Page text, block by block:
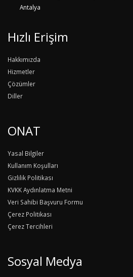
Antalya
Hızlı Erişim
Hakkımızda
Hizmetler
Çözümler
Diller
ONAT
Yasal Bilgiler
Kullanım Koşulları
Gizlilik Politikası
KVKK Aydınlatma Metni
Veri Sahibi Başvuru Formu
Çerez Politikası
Çerez Tercihleri
Sosyal Medya